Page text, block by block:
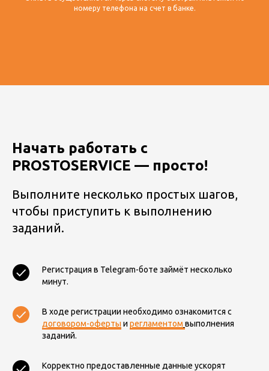
номеру телефона на счет в банке.
Начать работать с
PROSTOSERVICE — просто!
Выполните несколько простых шагов,
чтобы приступить к выполнению
заданий.
Регистрация в Telegram-боте займёт несколько
минут.
В ходе регистрации необходимо ознакомится с
договором-оферты и регламентом выполнения
заданий.
Корректно предоставленные данные ускорят
+7 499 576 5546 доб.3
Адрес склада
Пн-вс с 09:00 до 20:45
без праздников